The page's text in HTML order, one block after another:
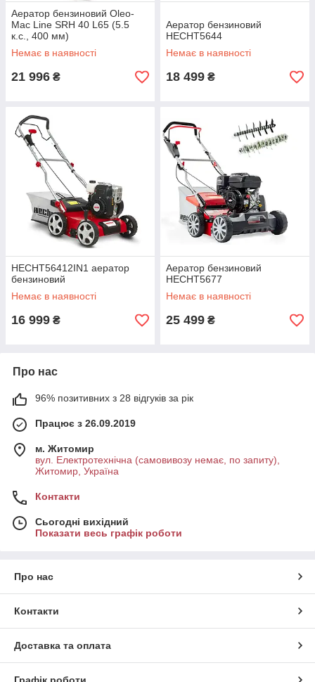
Аератор бензиновий Oleo-
Mac Line SRH 40 L65 (5.5
к.с., 400 мм)
Немає в наявності
21 996 ₴
Аератор бензиновий
HECHT5644
Немає в наявності
18 499 ₴
HECHT56412IN1 аератор
бензиновий
Немає в наявності
16 999 ₴
Аератор бензиновий
HECHT5677
Немає в наявності
25 499 ₴
Про нас
96% позитивних з 28 відгуків за рік
Працює з 26.09.2019
м. Житомир
вул. Електротехнічна (самовивозу немає, по запиту),
Житомир, Україна
Контакти
Сьогодні вихідний
Показати весь графік роботи
Про нас
Контакти
Доставка та оплата